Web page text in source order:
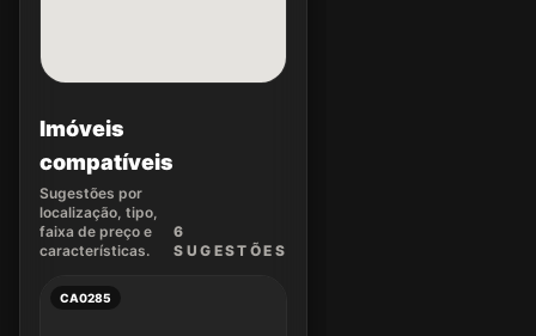
Imóveis
compatíveis
Sugestões por
localização, tipo,
faixa de preço e
características.
6
SUGEST ÕES
CA0285